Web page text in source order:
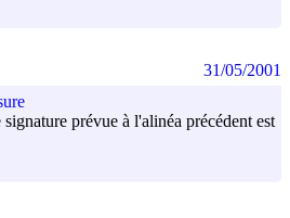
prévue à l'alinéa précédent est
31/05/2001